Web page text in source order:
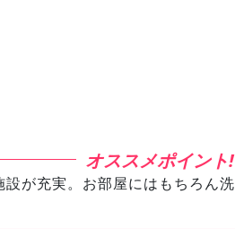
が充実。お部屋にはもちろん洗